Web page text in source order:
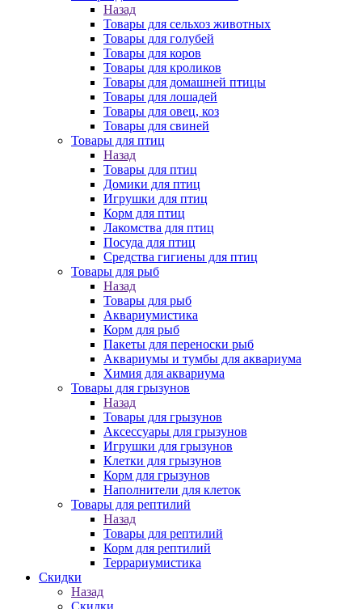
Назад
Товары для сельхоз животных
Товары для голубей
Товары для коров
Товары для кроликов
Товары для домашней птицы
Товары для лошадей
Товары для овец, коз
Товары для свиней
Товары для птиц
Назад
Товары для птиц
Домики для птиц
Игрушки для птиц
Корм для птиц
Лакомства для птиц
Посуда для птиц
Средства гигиены для птиц
Товары для рыб
Назад
Товары для рыб
Аквариумистика
Корм для рыб
Пакеты для переноски рыб
Аквариумы и тумбы для аквариума
Химия для аквариума
Товары для грызунов
Назад
Товары для грызунов
Аксессуары для грызунов
Игрушки для грызунов
Клетки для грызунов
Корм для грызунов
Наполнители для клеток
Товары для рептилий
Назад
Товары для рептилий
Корм для рептилий
Террариумистика
Скидки
Назад
Скидки